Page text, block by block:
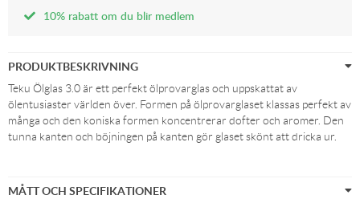
10% rabatt om du blir medlem
PRODUKTBESKRIVNING
Teku Ölglas 3.0 är ett perfekt ölprovarglas och uppskattat av
ölentusiaster världen över. Formen på ölprovarglaset klassas perfekt av
många och den koniska formen koncentrerar dofter och aromer. Den
tunna kanten och böjningen på kanten gör glaset skönt att dricka ur.
MÅTT OCH SPECIFIKATIONER